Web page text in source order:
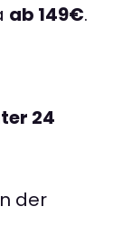
ab 149€.
24
der